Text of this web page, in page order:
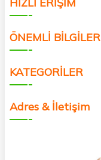
ÖNEMLİ BİLGİLER
KATEGORİLER
Adres & İletişim